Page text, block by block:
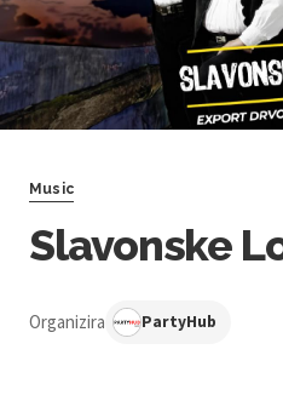
Music
Slavonske
Organizira PartyHub